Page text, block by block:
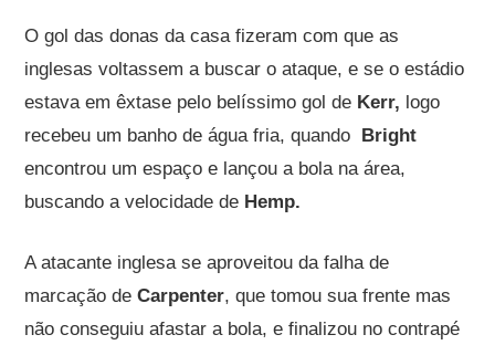
O gol das donas da casa fizeram com que as
inglesas voltassem a buscar o ataque, e se o estádio
estava em êxtase pelo belíssimo gol de Kerr, logo
recebeu um banho de água fria, quando Bright
encontrou um espaço e lançou a bola na área,
buscando a velocidade de Hemp.
A atacante inglesa se aproveitou da falha de
marcação deCarpenter, que tomou sua frente mas
não conseguiu afastar a bola,efinalizou no contrapé